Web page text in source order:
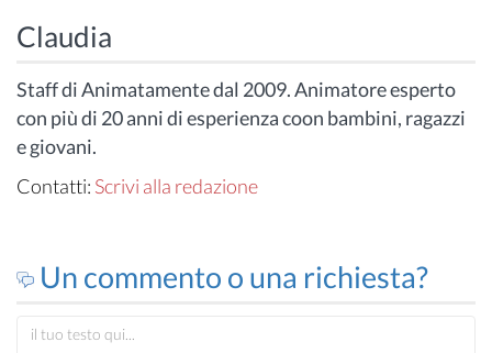
Claudia
Staff di Animatamente dal 2009. Animatore esperto
con più di 20 anni di esperienza coon bambini, ragazzi
e giovani.
Contatti: Scrivi alla redazione
Un commento o una richiesta?